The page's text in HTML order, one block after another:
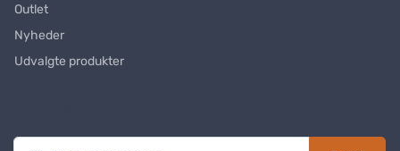
Outlet
Nyheder
Udvalgte produkter